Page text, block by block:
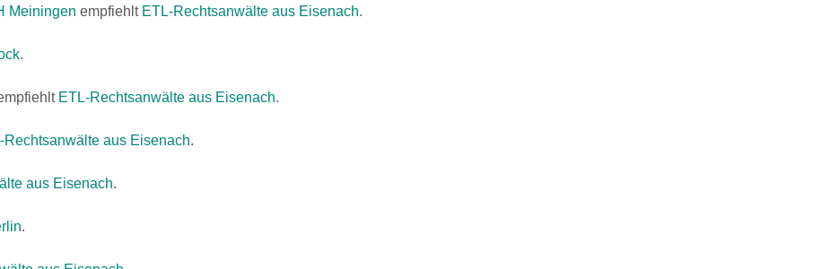
Meiningen empfiehlt ETL-Rechtsanwälte aus Eisenach.
.
ETL-Rechtsanwälte aus Eisenach.
Rechtsanwälte aus Eisenach.
aus Eisenach.
.